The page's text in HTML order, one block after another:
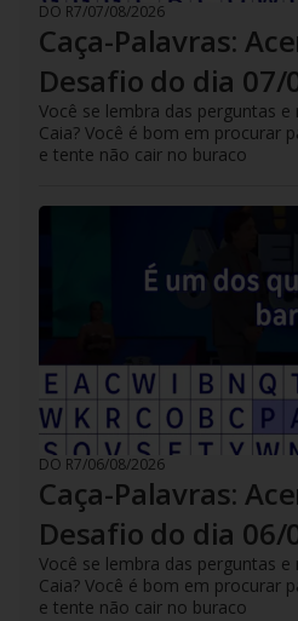
DO R7/07/08/2026
Caça-Palavras:
Desafio do dia 07/
Você se lembra das perguntas
Caia? Você é bom em procurar
e tente não cair no buraco
DO R7/06/08/2026
Caça-Palavras:
Desafio do dia 06/
Você se lembra das perguntas
Caia? Você é bom em procurar
e tente não cair no buraco